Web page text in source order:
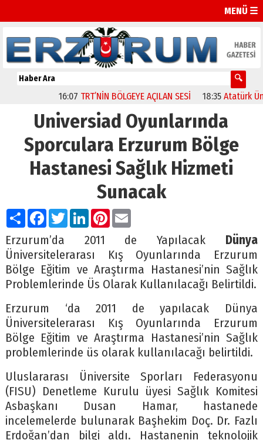
MENÜ ☰
16:07 TRT’NİN BÖLGEYE AÇILAN SESİ 18:35 Atatürk
Universiad Oyunlarında
Sporculara Erzurum Bölge
Hastanesi Sağlık Hizmeti
Sunacak
PaylaşFacebook
TwitterLinkedIn
Pinterest
Email
Erzurum’da 2011 de Yapılacak Dünya
Üniversitelerarası Kış Oyunlarında Erzurum
Bölge Eğitim ve Araştırma Hastanesi’nin Sağlık
Problemlerinde Üs Olarak Kullanılacağı Belirtildi.
Erzurum ‘da 2011 de yapılacak Dünya
Üniversitelerarası Kış Oyunlarında Erzurum
Bölge Eğitim ve Araştırma Hastanesi’nin Sağlık
problemlerinde üs olarak kullanılacağı belirtildi.
Uluslararası Üniversite Sporları Federasyonu
(FISU) Denetleme Kurulu üyesi Sağlık Komitesi
Asbaşkanı Dusan Hamar, hastanede
incelemelerde bulunarak Başhekim Doç. Dr. Fazlı
Erdoğan’dan bilgi aldı. Hastanenin teknolojik